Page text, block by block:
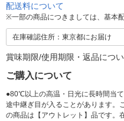
配送料について
※一部の商品につきましては、基本
在庫確認住所：東京都にお届け
賞味期限/使用期限・返品につ
ご購入について
●80℃以上の高温・日光に長時間当
途中継ぎ目が入ることがあります。
の商品は【アウトレット】品です。